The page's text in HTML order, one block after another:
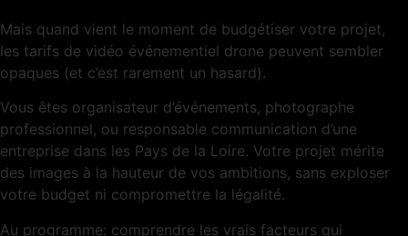
Mais quand vient le moment de budgétiser votre projet,
les tarifs de vidéo événementiel drone peuvent sembler
opaques (et c’est rarement un hasard).
Vous êtes organisateur d’événements, photographe
professionnel, ou responsable communication d’une
entreprise dans les Pays de la Loire. Votre projet mérite
des images à la hauteur de vos ambitions, sans exploser
votre budget ni compromettre la légalité.
Au programme: comprendre les vrais facteurs qui